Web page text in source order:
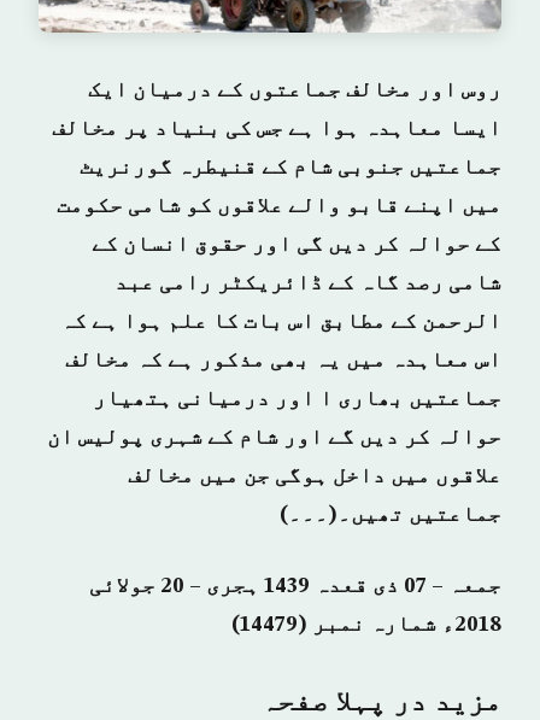
روس اور مخالف جماعتوں کے درمیان ایک
ایسا معاہدہ ہوا ہے جس کی بنیاد پر مخالف
جماعتیں جنوبی شام کے قنیطرہ گورنریٹ
میں اپنے قابو والے علاقوں کو شامی حکومت
کے حوالہ کر دیں گی اور حقوق انسان کے
شامی رصد گاہ کے ڈائریکٹر رامی عبد
الرحمن کے مطابق اس بات کا علم ہوا ہے کہ
اس معاہدہ میں یہ بھی مذکور ہے کہ مخالف
جماعتیں بھاری ا اور درمیانی ہتھیار
حوالہ کر دیں گے اور شام کے شہری پولیس ان
علاقوں میں داخل ہوگی جن میں مخالف
جماعتیں تھیں۔(۔۔۔)
جمعہ – 07 ذی قعدہ 1439 ہجری – 20 جولائی
2018ء شمارہ نمبر (14479)
مزید در پہلا صفحہ